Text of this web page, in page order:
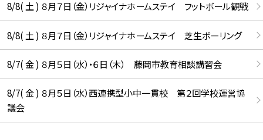
8/8( 土 ) ８月７日（金）リジャイナホームステイ フットボール観戦
8/8( 土 ) ８月７日（金）リジャイナホームステイ 芝生ボーリング
8/7( 金 ) ８月５日（水）・６日（木） 藤岡市教育相談講習会
8/7( 金 ) ８月５日（水）西連携型小中一貫校 第２回学校運営協
議会